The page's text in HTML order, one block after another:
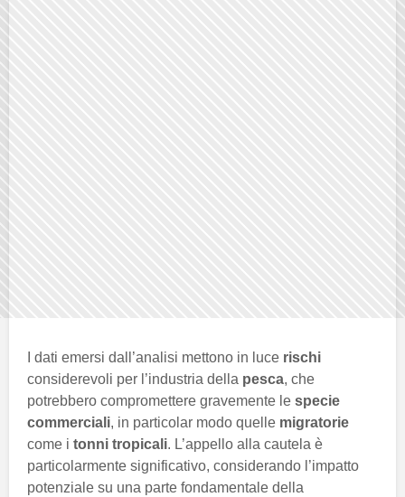
I dati emersi dall’analisi mettono in luce rischi
considerevoli per l’industria della pesca, che
potrebbero compromettere gravemente le specie
commerciali, in particolar modo quelle migratorie
come i tonni tropicali. L’appello alla cautela è
particolarmente significativo, considerando l’impatto
potenziale su una parte fondamentale della